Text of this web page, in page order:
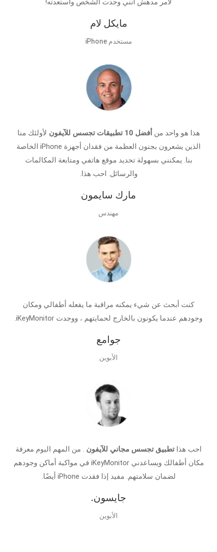
لأمر مدهش أنني وجدت الشخص واستعدته!
مايكل لام
مستخدم iPhone
هذا هو واحد من أفضل 10 تطبيقات تجسس للآيفون
لأولئك منا
الذين يشعرون بجنون العظمة من فقدان أجهزة iPhone الخاصة
بنا. يمكنني بسهولة تحديد موقع هاتفي ومتابعة المكالمات
والرسائل. احب هذا.
مارك سايمون
مهندس
كنت أبحث عن شيء يمكنه مراقبة ما يفعله أطفالي ومكان
وجودهم عندما يكونون بالخارج لحمايتهم ، ووجدت iKeyMonitor.
جوامع
الأبوين
احب هذا تطبيق تجسس مجاني للآيفون . من المهم اليوم معرفة
مكان أطفالك ويساعدني iKeyMonitor في مواكبة أماكن وجودهم
لضمان سلامتهم. مفيد إذا فقدت iPhone أيضًا.
جايسون.
الأبوين